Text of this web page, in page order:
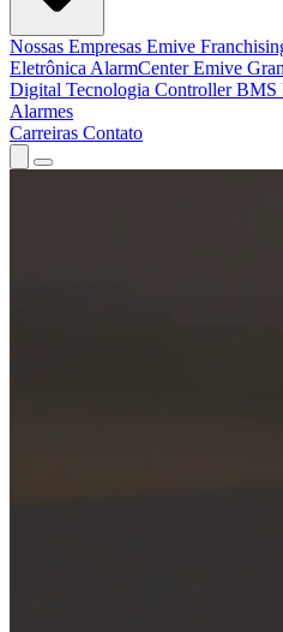
Nossas Empresas Emive
Eletrônica AlarmCenterEmive
Digital Tecnologia Controller BMS
Alarmes
Carreiras Contato